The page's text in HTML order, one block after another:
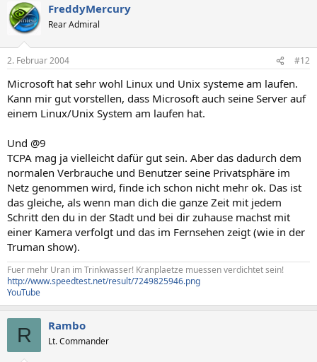
FreddyMercury
Rear Admiral
2. Februar 2004 #12
Microsoft hat sehr wohl Linux und Unix systeme am laufen.
Kann mir gut vorstellen, dass Microsoft auch seine Server auf
einem Linux/Unix System am laufen hat.
Und @9
TCPA mag ja vielleicht dafür gut sein. Aber das dadurch dem
normalen Verbrauche und Benutzer seine Privatsphäre im
Netz genommen wird, finde ich schon nicht mehr ok. Das ist
das gleiche, als wenn man dich die ganze Zeit mit jedem
Schritt den du in der Stadt und bei dir zuhause machst mit
einer Kamera verfolgt und das im Fernsehen zeigt (wie in der
Truman show).
Fuer mehr Uran im Trinkwasser! Kranplaetze muessen verdichtet sein!
http://www.speedtest.net/result/7249825946.png
YouTube
R Rambo
Lt. Commander